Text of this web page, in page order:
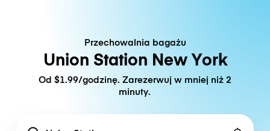
Przechowalnia bagażu
Union Station New York
Od $1.99/godzinę. Zarezerwuj w mniej niż 2
minuty.